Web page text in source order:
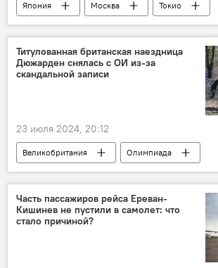
Япония Москва Токио
Титулованная британская наездница
Дюжарден снялась с ОИ из-за
скандальной записи
23 июля 2024, 20:12
Великобритания
Олимпиада
В мире
Спорт
Часть пассажиров рейса Ереван-
Кишинев не пустили в самолет: что
стало причиной?